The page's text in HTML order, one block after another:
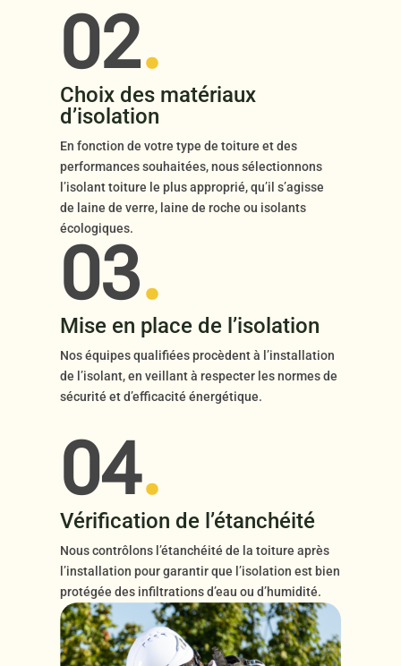
02.
Choix des matériaux
d’isolation
En fonction de votre type de toiture et des
performances souhaitées, nous sélectionnons
l’isolant toiture le plus approprié, qu’il s’agisse
de laine de verre, laine de roche ou isolants
écologiques.
03.
Mise en place de l’isolation
Nos équipes qualifiées procèdent à l’installation
de l’isolant, en veillant à respecter les normes de
sécurité et d’efficacité énergétique.
04.
Vérification de l’étanchéité
Nous contrôlons l’étanchéité de la toiture après
l’installation pour garantir que l’isolation est bien
protégée des infiltrations d’eau ou d’humidité.